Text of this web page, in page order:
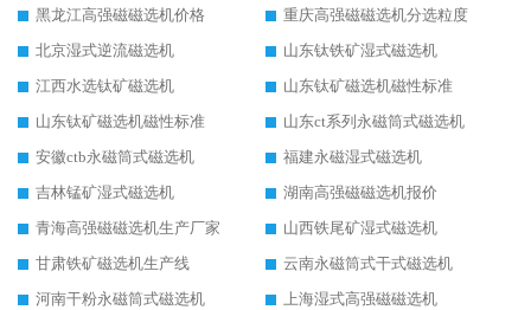
黑龙江高强磁磁选机价格
重庆高强磁磁选机分选粒度
北京湿式逆流磁选机
山东钛铁矿湿式磁选机
江西水选钛矿磁选机
山东钛矿磁选机磁性标准
山东钛矿磁选机磁性标准
山东ct系列永磁筒式磁选机
安徽ctb永磁筒式磁选机
福建永磁湿式磁选机
吉林锰矿湿式磁选机
湖南高强磁磁选机报价
青海高强磁磁选机生产厂家
山西铁尾矿湿式磁选机
甘肃铁矿磁选机生产线
云南永磁筒式干式磁选机
河南干粉永磁筒式磁选机
上海湿式高强磁磁选机